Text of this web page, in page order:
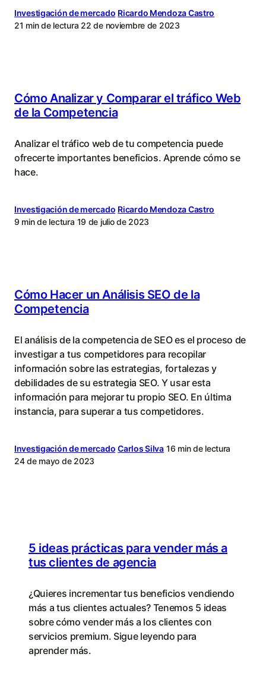
Investigación de mercado Ricardo Mendoza Castro
21 min de lectura 22 de noviembre de 2023
Cómo Analizar y Comparar el tráfico Web
de la Competencia
Analizar el tráfico web de tu competencia puede
ofrecerte importantes beneficios. Aprende cómo se
hace.
Investigación de mercado Ricardo Mendoza Castro
9 min de lectura 19 de julio de 2023
Cómo Hacer un Análisis SEO de la
Competencia
El análisis de la competencia de SEO es el proceso de
investigar a tus competidores para recopilar
información sobre las estrategias, fortalezas y
debilidades de su estrategia SEO. Y usar esta
información para mejorar tu propio SEO. En última
instancia, para superar a tus competidores.
Investigación de mercado Carlos Silva 16 min de lectura
24 de mayo de 2023
5 ideas prácticas para vender más a
tus clientes de agencia
¿Quieres incrementar tus beneficios vendiendo
más a tus clientes actuales? Tenemos 5 ideas
sobre cómo vender más a los clientes con
servicios premium. Sigue leyendo para
aprender más.